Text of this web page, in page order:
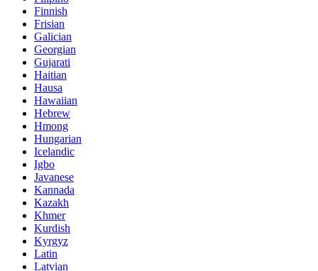
Finnish
Frisian
Galician
Georgian
Gujarati
Haitian
Hausa
Hawaiian
Hebrew
Hmong
Hungarian
Icelandic
Igbo
Javanese
Kannada
Kazakh
Khmer
Kurdish
Kyrgyz
Latin
Latvian